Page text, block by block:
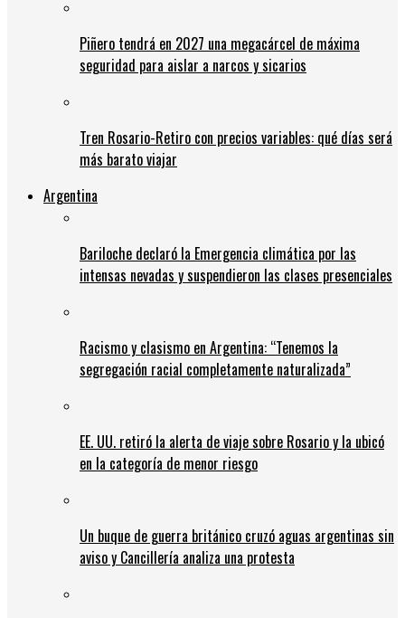
Piñero tendrá en 2027 una megacárcel de máxima
seguridad para aislar a narcos y sicarios
Tren Rosario-Retiro con precios variables: qué días será
más barato viajar
Argentina
Bariloche declaró la Emergencia climática por las
intensas nevadas y suspendieron las clases presenciales
Racismo y clasismo en Argentina: “Tenemos la
segregación racial completamente naturalizada”
EE. UU. retiró la alerta de viaje sobre Rosario y la ubicó
en la categoría de menor riesgo
Un buque de guerra británico cruzó aguas argentinas sin
aviso y Cancillería analiza una protesta